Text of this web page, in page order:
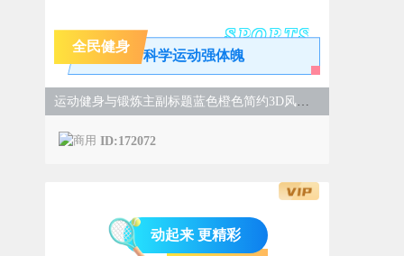
SPORTS
全民健身
科学运动强体魄
运动健身与锻炼主副标题蓝色橙色简约3D风样式
ID:172072
动起来 更精彩